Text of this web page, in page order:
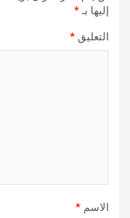
إليها بـ*
التعليق *
الاسم *